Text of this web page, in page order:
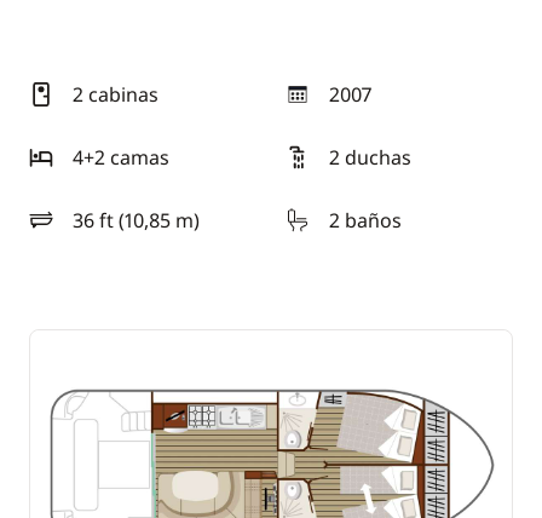
2 cabinas 2007
año
4+2 camas
2 duchas
36 ft (10,85 m)
eslora 2 baños